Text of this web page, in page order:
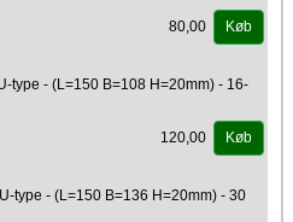
80,00 Køb
- (L=150 B=108 H=20mm) - 16-
120,00 Køb
type - (L=150 B=136 H=20mm) - 30